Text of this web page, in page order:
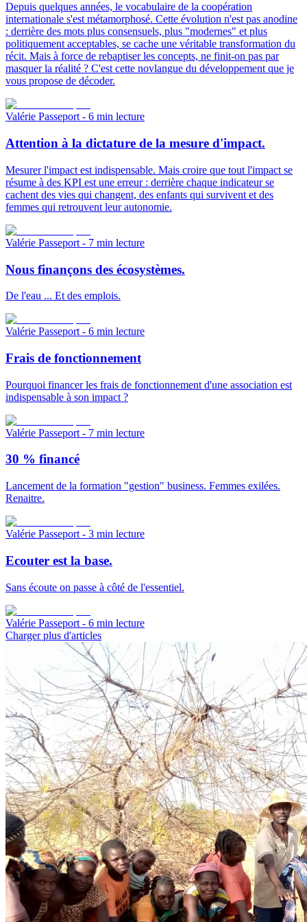
Depuis quelques années, le vocabulaire de la coopération
internationale s'est métamorphosé. Cette évolution n'est pas anodine
: derrière des mots plus consensuels, plus "modernes" et plus
politiquement acceptables, se cache une véritable transformation du
récit. Mais à force de rebaptiser les concepts, ne finit-on pas par
masquer la réalité ? C'est cette novlangue du développement que je
vous propose de décoder.
Valérie Passeport- 6 min lecture
Attention à la dictature de la mesure d'impact.
Mesurer l'impact est indispensable. Mais croire que tout l'impact se
résume à des KPI est une erreur : derrière chaque indicateur se
cachent des vies qui changent, des enfants qui survivent et des
femmes qui retrouvent leur autonomie.
Valérie Passeport - 7 min lecture
Nous finançons des écosystèmes.
De l'eau ... Et des emplois.
Valérie Passeport - 6 min lecture
Frais de fonctionnement
Pourquoi financer les frais de fonctionnement d'une association est
indispensable à son impact ?
Valérie Passeport - 7 min lecture
30 % financé
Lancement de la formation "gestion" business. Femmes exilées.
Renaitre.
Valérie Passeport - 3 min lecture
Ecouter est la base.
Sans écoute on passe à côté de l'essentiel.
Valérie Passeport - 6 min lecture
Charger plus d'articles